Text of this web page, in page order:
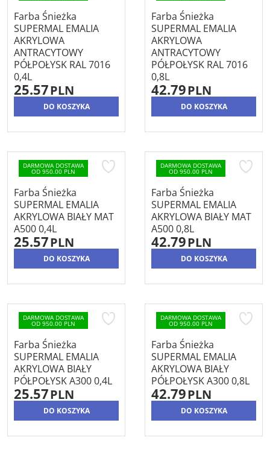
Farba Śnieżka
SUPERMAL EMALIA
AKRYLOWA
ANTRACYTOWY
PÓŁPOŁYSK RAL 7016
0,4L
25.57PLN
DO KOSZYKA
Farba Śnieżka
SUPERMAL EMALIA
AKRYLOWA
ANTRACYTOWY
PÓŁPOŁYSK RAL 7016
0,8L
42.79PLN
DO KOSZYKA
DARMOWA DOSTAWA
OD 950.00 PLN
Farba Śnieżka
SUPERMAL EMALIA
AKRYLOWA BIAŁY MAT
A500 0,4L
25.57PLN
DO KOSZYKA
DARMOWA DOSTAWA
OD 950.00 PLN
Farba Śnieżka
SUPERMAL EMALIA
AKRYLOWA BIAŁY MAT
A500 0,8L
42.79PLN
DO KOSZYKA
DARMOWA DOSTAWA
OD 950.00 PLN
Farba Śnieżka
SUPERMAL EMALIA
AKRYLOWA BIAŁY
PÓŁPOŁYSK A300 0,4L
25.57PLN
DO KOSZYKA
DARMOWA DOSTAWA
OD 950.00 PLN
Farba Śnieżka
SUPERMAL EMALIA
AKRYLOWA BIAŁY
PÓŁPOŁYSK A300 0,8L
42.79PLN
DO KOSZYKA